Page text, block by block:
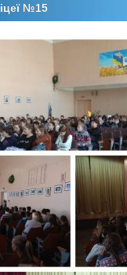
№15